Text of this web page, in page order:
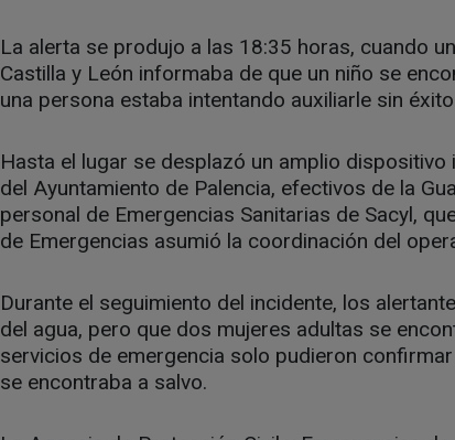
La alerta se produjo a las 18:35 horas, cuando
Castilla y León informaba de que un niño se
una persona estaba intentando auxiliarle sin
Hasta el lugar se desplazó un amplio
del Ayuntamiento de Palencia, efectivos de la
personal de Emergencias Sanitarias de Sacyl,
de Emergencias asumió la coordinación del
Durante el seguimiento del incidente, los
del agua, pero que dos mujeres adultas se
servicios de emergencia solo pudieron
se encontraba a salvo.